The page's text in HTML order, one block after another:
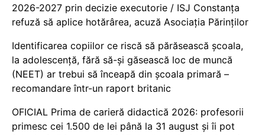
2026-2027 prin decizie executorie / ISJ Constanța
refuză să aplice hotărârea, acuză Asociația Părinților
Identificarea copiilor ce riscă să părăsească școala,
la adolescență, fără să-și găsească loc de muncă
(NEET) ar trebui să înceapă din școala primară –
recomandare într-un raport britanic
OFICIAL Prima de carieră didactică 2026: profesorii
primesc cei 1.500 de lei până la 31 august și îi pot